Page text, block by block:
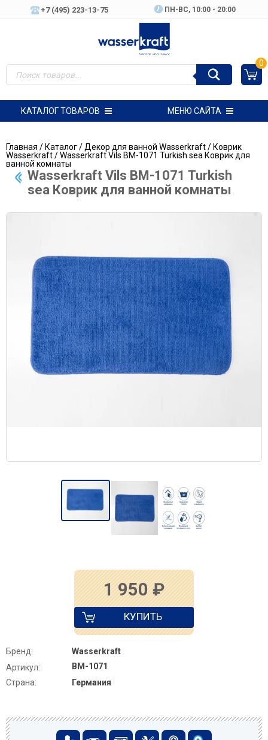
+7 (495) 223-13-75 ПН-ВC, 10:00 - 20:00
0
КАТАЛОГ ТОВАРОВ МЕНЮ САЙТА
Главная /Каталог/ Декор для ванной Wasserkraft/Коврик
Wasserkraft/ Wasserkraft Vils BM-1071 Turkish sea Коврик для
ванной комнаты
Wasserkraft Vils BM-1071 Turkish
sea Коврик для ванной комнаты
1 950 ₽
КУПИТЬ
Бренд:
Wasserkraft
Артикул:
BM-1071
Страна:
Германия